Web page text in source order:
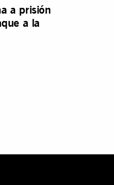
a prisión
a la